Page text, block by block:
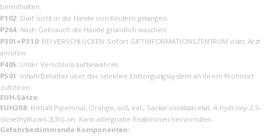
bereithalten.
P102: Darf nicht in die Hände von Kindern gelangen.
P264: Nach Gebrauch die Hände gründlich waschen.
P301+P310: BEI VERSCHLUCKEN: Sofort GIFTINFORMATIONSZENTRUM oder Arzt
anrufen.
P405: Unter Verschluss aufbewahren.
P501: Inhalt/Behälter über das selektive Entsorgungssystem an Ihrem Wohnort
zuführen.
EUH-Sätze:
EUH208:Enthält Piperonal, Orange, süß, ext., Sackarosoktaacetat, 4-hydroxy-2,5-
dimethylfuran-2(3h)-on. Kann allergische Reaktionen hervorrufen.
Gefahrbestimmende Komponenten: